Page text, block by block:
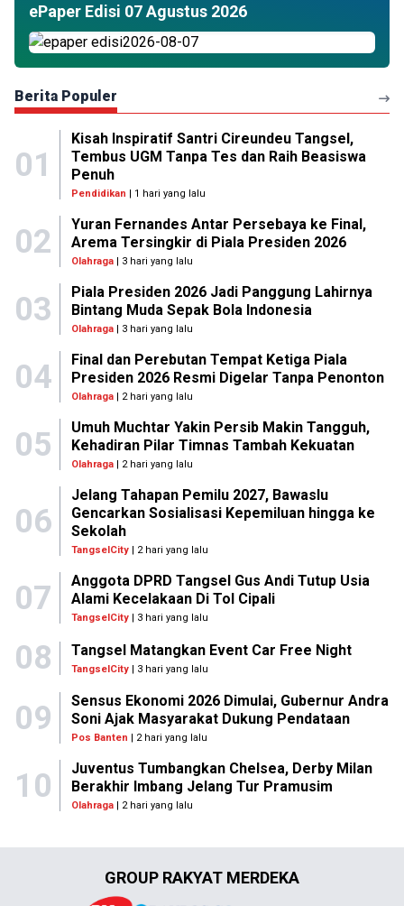
ePaper Edisi 07 Agustus 2026
Berita Populer
01
Kisah Inspiratif Santri Cireundeu Tangsel,
Tembus UGM Tanpa Tes dan Raih Beasiswa
Penuh
Pendidikan | 1 hari yang lalu
02
Yuran Fernandes Antar Persebaya ke Final,
Arema Tersingkir di Piala Presiden 2026
Olahraga| 3 hari yang lalu
03
Piala Presiden 2026 Jadi Panggung Lahirnya
Bintang Muda Sepak Bola Indonesia
Olahraga| 3 hari yang lalu
04
Final dan Perebutan Tempat Ketiga Piala
Presiden 2026 Resmi Digelar Tanpa Penonton
Olahraga| 2 hari yang lalu
05
Umuh Muchtar Yakin Persib Makin Tangguh,
Kehadiran Pilar Timnas Tambah Kekuatan
Olahraga| 2 hari yang lalu
06
Jelang Tahapan Pemilu 2027, Bawaslu
Gencarkan Sosialisasi Kepemiluan hingga ke
Sekolah
TangselCity| 2 hari yang lalu
07
Anggota DPRD Tangsel Gus Andi Tutup Usia
Alami Kecelakaan Di Tol Cipali
TangselCity| 3 hari yang lalu
08 Tangsel Matangkan Event Car Free Night
TangselCity | 3 hari yang lalu
09
Sensus Ekonomi 2026 Dimulai, Gubernur Andra
Soni Ajak Masyarakat Dukung Pendataan
Pos Banten | 2 hari yang lalu
10
Juventus Tumbangkan Chelsea, Derby Milan
Berakhir Imbang Jelang Tur Pramusim
Olahraga| 2 hari yang lalu
GROUP RAKYAT MERDEKA